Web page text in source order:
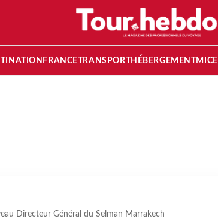
FRANCETRANSPORT HÉBERGEMENTMICE
Directeur Général du Selman Marrakech